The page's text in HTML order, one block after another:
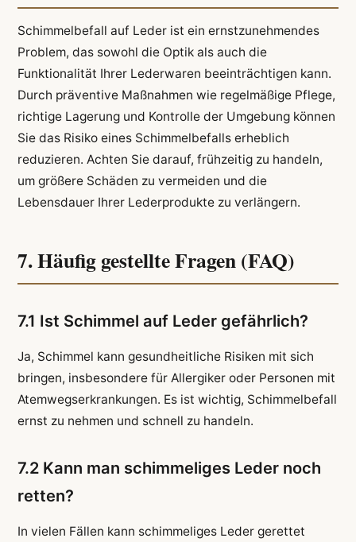
Schimmelbefall auf Leder ist ein ernstzunehmendes
Problem, das sowohl die Optik als auch die
Funktionalität Ihrer Lederwaren beeinträchtigen kann.
Durch präventive Maßnahmen wie regelmäßige Pflege,
richtige Lagerung und Kontrolle der Umgebung können
Sie das Risiko eines Schimmelbefalls erheblich
reduzieren. Achten Sie darauf, frühzeitig zu handeln,
um größere Schäden zu vermeiden und die
Lebensdauer Ihrer Lederprodukte zu verlängern.
7. Häufig gestellte Fragen (FAQ)
7.1 Ist Schimmel auf Leder gefährlich?
Ja, Schimmel kann gesundheitliche Risiken mit sich
bringen, insbesondere für Allergiker oder Personen mit
Atemwegserkrankungen. Es ist wichtig, Schimmelbefall
ernst zu nehmen und schnell zu handeln.
7.2 Kann man schimmeliges Leder noch
retten?
In vielen Fällen kann schimmeliges Leder gerettet